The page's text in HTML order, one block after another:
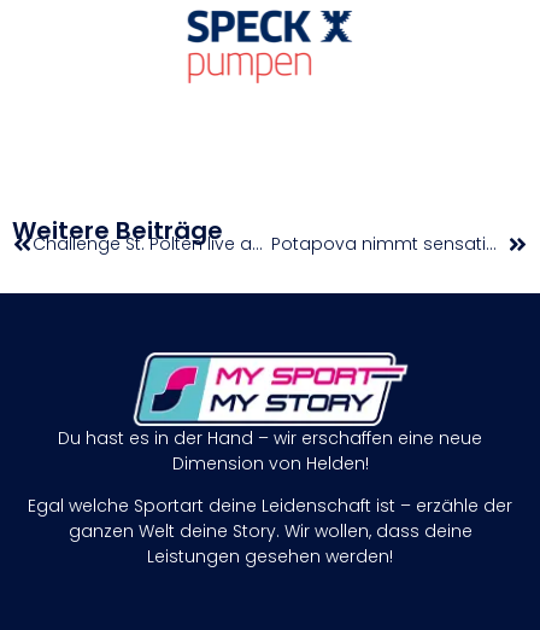
Weitere Beiträge Challenge St. Pölten live auf ORF 1 Potapova nimmt sensationell Titelverteidigerin Gauff raus | French Open
Du hast es in der Hand – wir erschaffen eine neue
Dimension von Helden!
Egal welche Sportart deine Leidenschaft ist – erzähle der
ganzen Welt deine Story. Wir wollen, dass deine
Leistungen gesehen werden!